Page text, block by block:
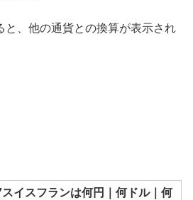
と、他の通貨との換算が表示され
イスフランは何円｜何ドル｜何